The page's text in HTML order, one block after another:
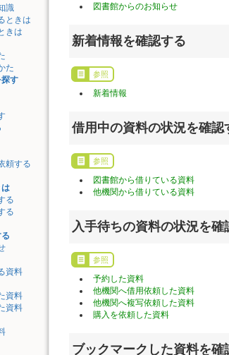
識
ときは
きは
た
す
頼する
る
る
資料
資料
資料
図書館からのお知らせ
新着情報を確認する
参照
新着情報
借用中の資料の状況を確認
参照
図書館から借りている資料
他機関から借りている資料
入手待ちの資料の状況を確
参照
予約した資料
他機関へ借用依頼した資料
他機関へ複写依頼した資料
購入を依頼した資料
ブックマークした資料を確